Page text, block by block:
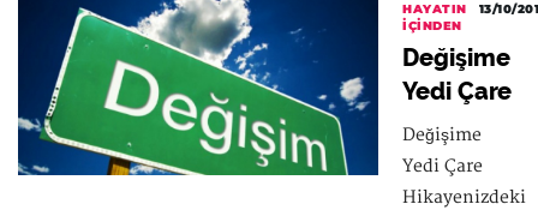
HAYATIN
İÇINDEN
13/10/
Değişime
Yedi Çare
Değişime
Yedi Çare
Hikayenizdeki